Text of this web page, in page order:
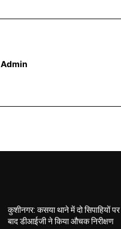
Admin
कुशीनगर: कसया थाने में दो सिपाहियों
बाद डीआईजी ने किया औचक निरीक्षण